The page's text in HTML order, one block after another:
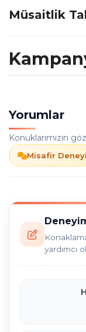
Müsaitlik
Yorumlar
Konuklarımızın
Misafir
yardımcı